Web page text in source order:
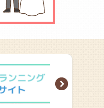
Next